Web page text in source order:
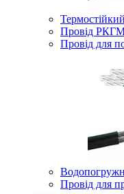
Провід
Провід для
Провід для